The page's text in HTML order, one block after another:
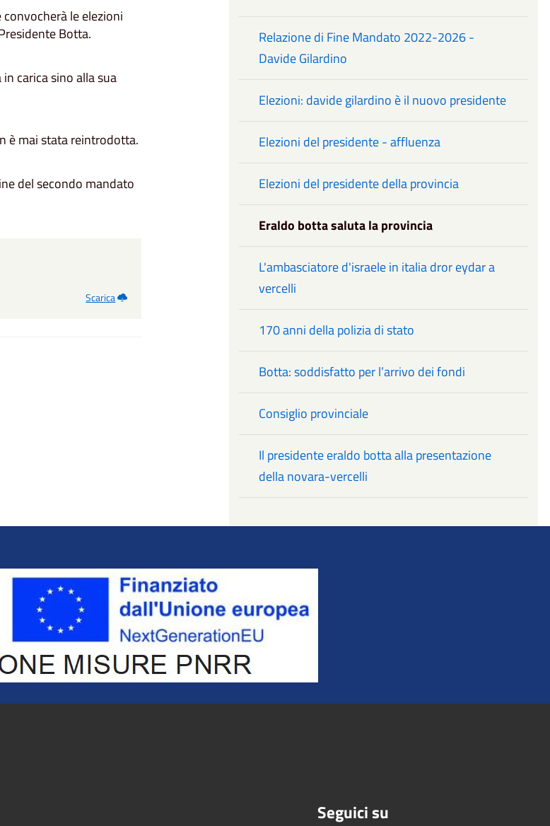
le elezioni
Botta.
carica sino alla sua
è mai stata reintrodotta.
del secondo mandato
Scarica
Relazione di Fine Mandato 2022-2026 -
Davide Gilardino
Elezioni: davide gilardino è il nuovo presidente
Elezioni del presidente - affluenza
Elezioni del presidente della provincia
Eraldo botta saluta la provincia
L'ambasciatore d'israele in italia dror eydar a
vercelli
170 anni della polizia di stato
Botta: soddisfatto per l’arrivo dei fondi
Consiglio provinciale
Il presidente eraldo botta alla presentazione
della novara-vercelli
Seguici su